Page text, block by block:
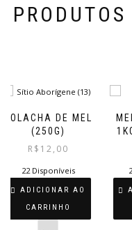
BOLACHA DE MEL
(250G)
R$ 12,00
22 Disponíveis
ADICIONAR AO
CARRINHO